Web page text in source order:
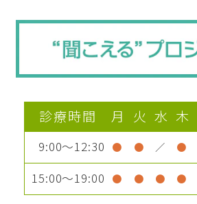
診療時間 月 火 水 木
9:00～12:30 ● ● ／ ●
15:00～19:00 ● ● ● ●